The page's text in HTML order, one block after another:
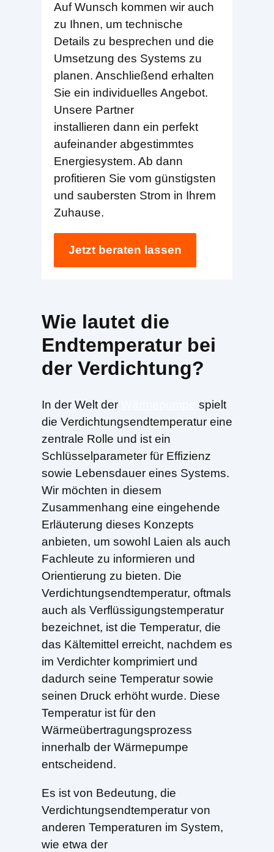
Auf Wunsch kommen wir auch
zu Ihnen, um technische
Details zu besprechen und die
Umsetzung des Systems zu
planen. Anschließend erhalten
Sie ein individuelles Angebot.
Unsere Partner
installieren dann ein perfekt
aufeinander abgestimmtes
Energiesystem. Ab dann
profitieren Sie vom günstigsten
und saubersten Strom in Ihrem
Zuhause.
Jetzt beraten lassen
Wie lautet die
Endtemperatur bei
der Verdichtung?
In der Welt der
spielt
die Verdichtungsendtemperatur eine
zentrale Rolle und ist ein
Schlüsselparameter für Effizienz
sowie Lebensdauer eines Systems.
Wir möchten in diesem
Zusammenhang eine eingehende
Erläuterung dieses Konzepts
anbieten, um sowohl Laien als auch
Fachleute zu informieren und
Orientierung zu bieten. Die
Verdichtungsendtemperatur, oftmals
auch als Verflüssigungstemperatur
bezeichnet, ist die Temperatur, die
das Kältemittel erreicht, nachdem es
im Verdichter komprimiert und
dadurch seine Temperatur sowie
seinen Druck erhöht wurde. Diese
Temperatur ist für den
Wärmeübertragungsprozess
innerhalb der Wärmepumpe
entscheidend.
Es ist von Bedeutung, die
Verdichtungsendtemperatur von
anderen Temperaturen im System,
wie etwa der